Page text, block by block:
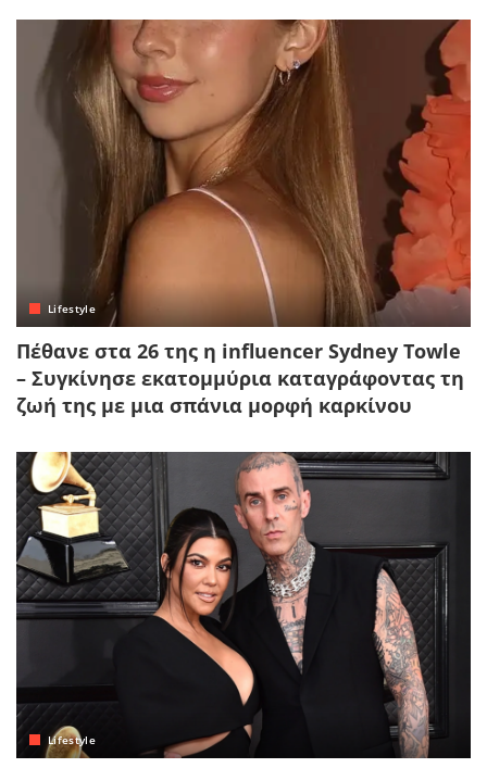
Lifestyle
Πέθανε στα 26 της η influencer Sydney Towle
– Συγκίνησε εκατομμύρια καταγράφοντας τη
ζωή της με μια σπάνια μορφή καρκίνου
Lifestyle